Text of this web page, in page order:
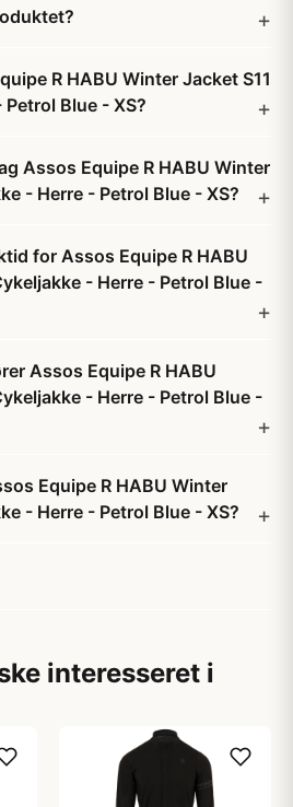
R HABU Winter Jacket S11
Blue - XS?
Assos Equipe R HABU Winter
- Herre - Petrol Blue - XS?
for Assos Equipe R HABU
- Herre - Petrol Blue -
Assos Equipe R HABU
- Herre - Petrol Blue -
Equipe R HABU Winter
- Herre - Petrol Blue - XS?
interesseret i